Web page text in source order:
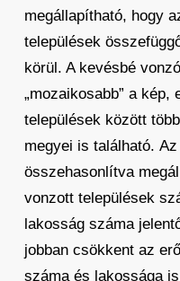
megállapítható, hogy
települések
körül. A kevésbé
„mozaikosabb” a kép,
települések között
megyei is található.
összehasonlítva
vonzott települések
lakosság száma
jobban csökkent az
száma és lakossága